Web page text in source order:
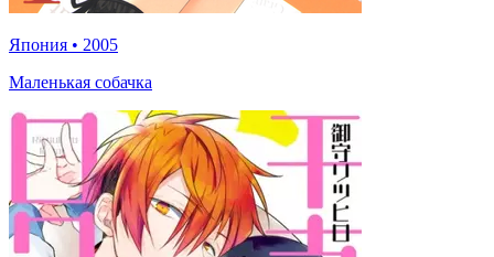
Япония • 2005
Маленькая собачка